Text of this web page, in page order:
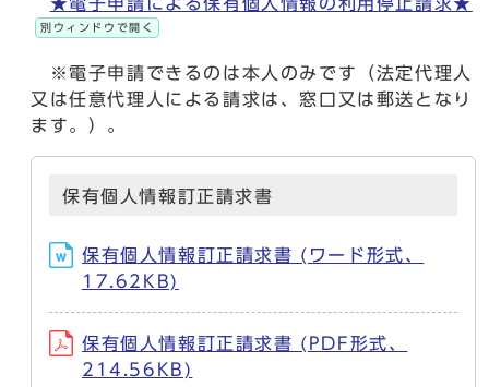
★電子申請による保有個人情報の利用停止請求★
別ウィンドウで開く
※電子申請できるのは本人のみです（法定代理人
又は任意代理人による請求は、窓口又は郵送となり
ます。）。
保有個人情報訂正請求書
保有個人情報訂正請求書 (ワード形式、
17.62KB)
保有個人情報訂正請求書 (PDF形式、
214.56KB)